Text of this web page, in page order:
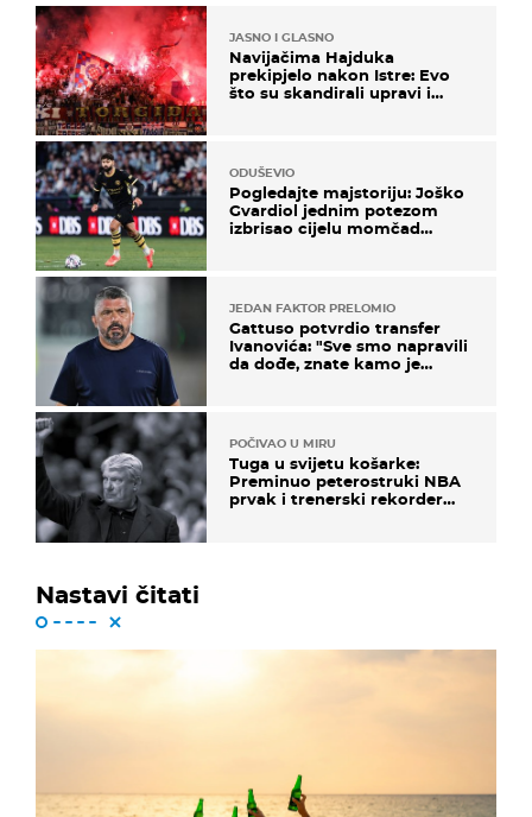
JASNO I GLASNO
Navijačima Hajduka
prekipjelo nakon Istre: Evo
što su skandirali upravi i
ODUŠEVIO
Pogledajte majstoriju: Joško
Gvardiol jednim potezom
izbrisao cijelu momčad
JEDAN FAKTOR PRELOMIO
Gattuso potvrdio transfer
Ivanovića: "Sve smo napravili
da dođe, znate kamo je
POČIVAO U MIRU
Tuga u svijetu košarke:
Preminuo peterostruki NBA
prvak i trenerski rekorder
Nastavi čitati